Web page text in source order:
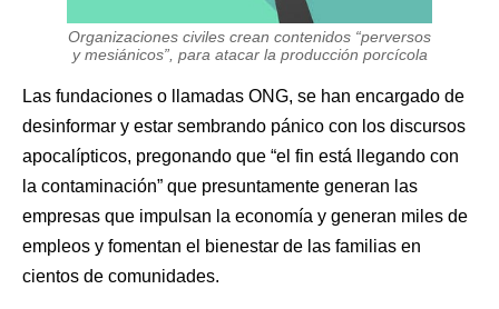
Organizaciones civiles crean contenidos “perversos
y mesiánicos”, para atacar la producción porcícola
Las fundaciones o llamadas ONG, se han encargado de
desinformar y estar sembrando pánico con los discursos
apocalípticos, pregonando que “el fin está llegando con
la contaminación” que presuntamente generan las
empresas que impulsan la economía y generan miles de
empleos y fomentan el bienestar de las familias en
cientos de comunidades.